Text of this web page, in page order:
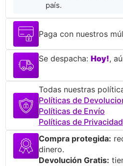
país.
Paga con nuestros
Se despacha: Hoy!,
Todas nuestras
Políticas de
Políticas de Envío
Políticas de Privacidad
Compra protegida:
dinero.
Devolución Gratis: